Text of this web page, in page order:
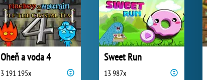
Oheň a voda 4
3 191 195x
Sweet Run
13 987x